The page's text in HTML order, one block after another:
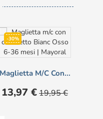
-30%
Maglietta M/c Con...
Prezzo
13,97 € Prezzo
base
19,95 €